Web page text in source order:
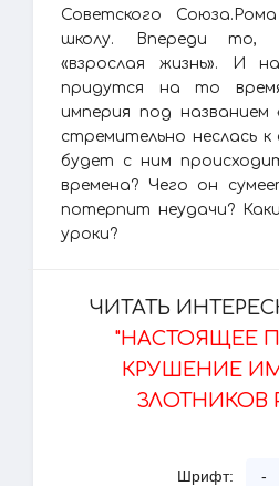
Советского
школу. Впереди то,
«взрослая жизнь». И
придутся на то
империя под названием
стремительно неслась
будет с ним
времена? Чего он
потерпит неудачи?
уроки?
ЧИТАТЬ
"НАСТОЯЩЕЕ
КРУШЕНИЕ
ЗЛОТНИКОВ
Шрифт: -